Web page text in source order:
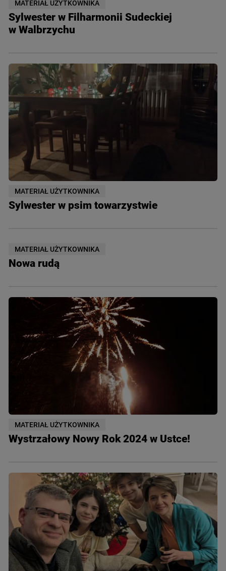
MATERIAŁ UŻYTKOWNIKA
Sylwester w Filharmonii Sudeckiej
w Walbrzychu
MATERIAŁ UŻYTKOWNIKA
Sylwester w psim towarzystwie
MATERIAŁ UŻYTKOWNIKA
Nowa rudą
MATERIAŁ UŻYTKOWNIKA
Wystrzałowy Nowy Rok 2024 w Ustce!